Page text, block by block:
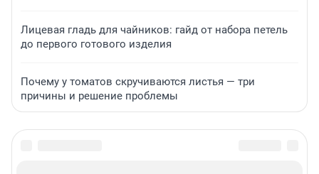
Лицевая гладь для чайников: гайд от набора петель
до первого готового изделия
Почему у томатов скручиваются листья — три
причины и решение проблемы